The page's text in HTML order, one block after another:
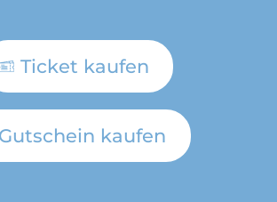
Ticket kaufen
Gutschein kaufen